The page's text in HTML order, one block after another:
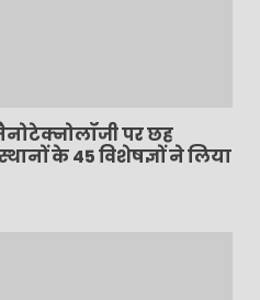
पर छह
के 45 विशेषज्ञों ने लिया